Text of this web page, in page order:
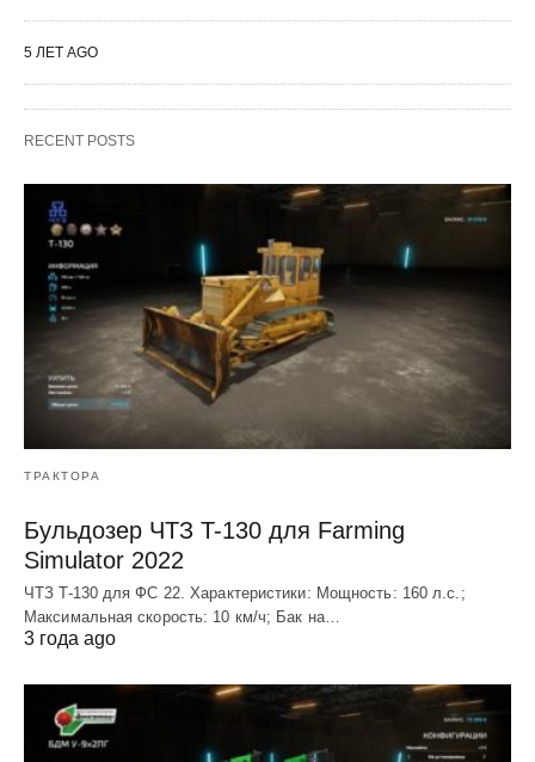
5 ЛЕТ AGO
RECENT POSTS
ТРАКТОРА
Бульдозер ЧТЗ T-130 для Farming
Simulator 2022
ЧТЗ T-130 для ФС 22. Характеристики: Мощноcть: 160 л.c.;
Макcимальная cкороcть: 10 км/ч; Бак на…
3 года ago